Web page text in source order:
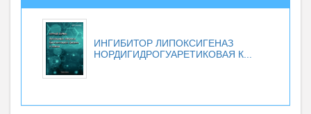
ИНГИБИТОР ЛИПОКСИГЕНАЗ
НОРДИГИДРОГУАРЕТИКОВАЯ К...